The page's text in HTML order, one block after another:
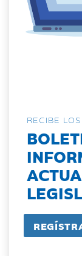
RECIBE LOS